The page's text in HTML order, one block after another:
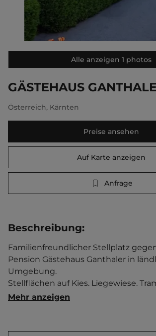
Alle anzeigen 1 photos
GÄSTEHAUS
Österreich, Kärnten
Preise ansehen
Auf Karte anzeigen
Anfrage
Beschreibung:
Familienfreundlicher Stellplatz
Pension Gästehaus Ganthaler in
Umgebung.
Stellflächen auf Kies. Liegewiese.
Aufenthaltsraum mit Billard,
Reservierung wird empfohlen.
Mehr anzeigen